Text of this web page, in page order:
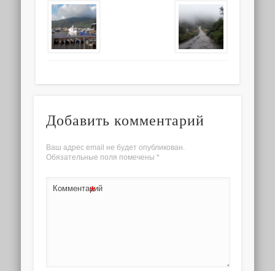
Добавить комментарий
Ваш адрес email не будет опубликован.
Обязательные поля помечены *
Комментарий
*